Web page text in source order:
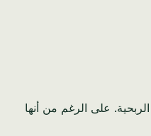
على الرغم من أنها